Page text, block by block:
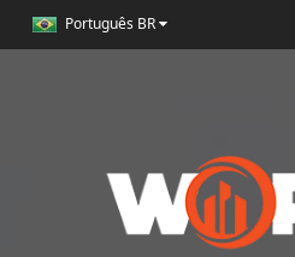
Português BR